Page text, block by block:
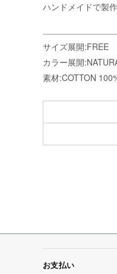
ハンドメイドで製
サイズ展開:FREE
カラー展開
素材:COTTON
お支払い